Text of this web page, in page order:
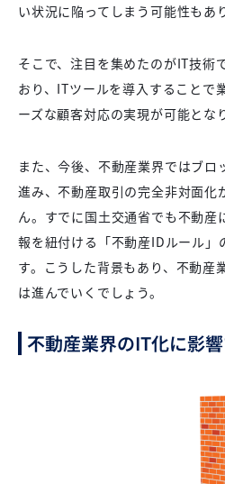
い状況に陥ってしまう可能性もあ
そこで、注目を集めたのがIT技術
おり、ITツールを導入することで
ーズな顧客対応の実現が可能とな
また、今後、不動産業界ではブロ
進み、不動産取引の完全非対面化
ん。すでに国土交通省でも不動産
報を紐付ける「不動産IDルール」
す。こうした背景もあり、不動産
は進んでいくでしょう。
不動産業界のIT化に影